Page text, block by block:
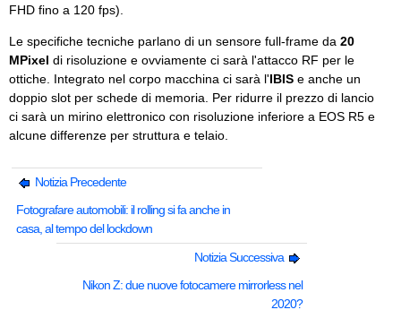
FHD fino a 120 fps).
Le specifiche tecniche parlano di un sensore full-frame da 20
MPixel di risoluzione e ovviamente ci sarà l'attacco RF per le
ottiche. Integrato nel corpo macchina ci sarà l'IBIS e anche un
doppio slot per schede di memoria. Per ridurre il prezzo di lancio
ci sarà un mirino elettronico con risoluzione inferiore a EOS R5 e
alcune differenze per struttura e telaio.
Notizia Precedente
Fotografare automobili: il rolling si fa anche in
casa, al tempo del lockdown
Notizia Successiva
Nikon Z: due nuove fotocamere mirrorless nel
2020?